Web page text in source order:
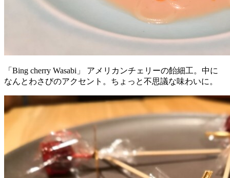
「Bing cherry Wasabi」 アメリカンチェリーの飴細工。中に
なんとわさびのアクセント。ちょっと不思議な味わいに。